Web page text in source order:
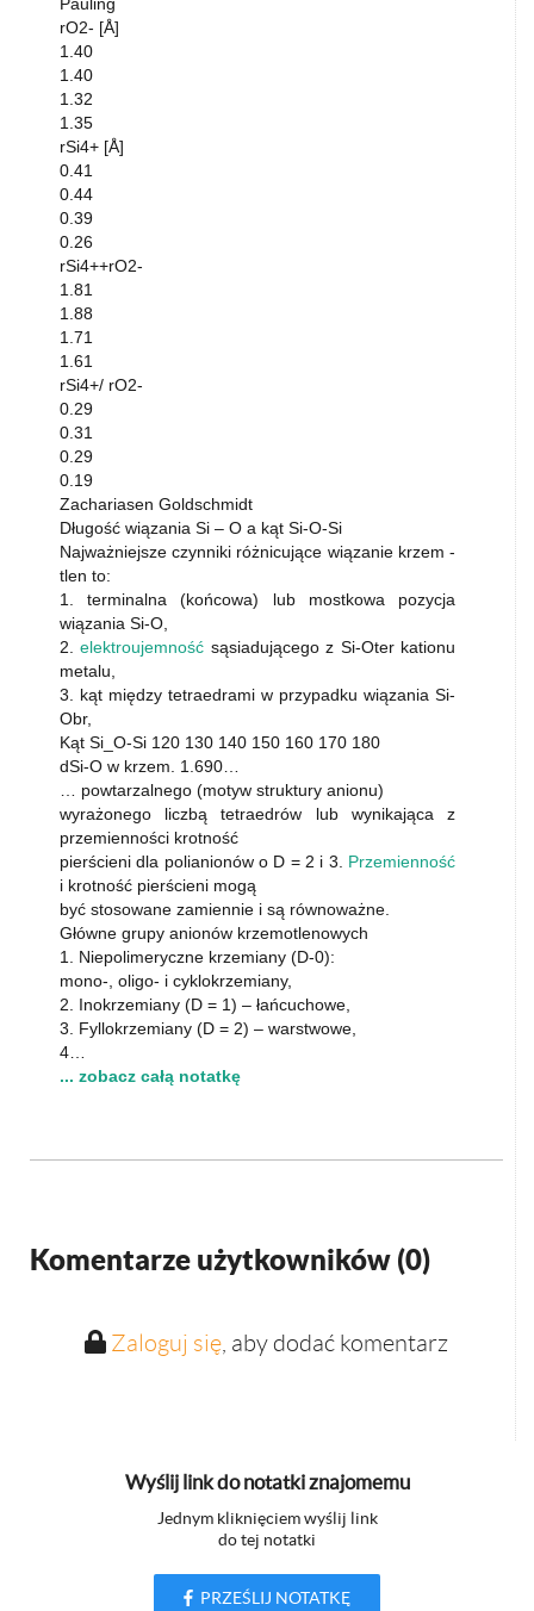
rO2- [Å]
1.40
1.40
1.32
1.35
rSi4+ [Å]
0.41
0.44
0.39
0.26
rSi4++rO2-
1.81
1.88
1.71
1.61
rSi4+/ rO2-
0.29
0.31
0.29
0.19
Zachariasen Goldschmidt
Długość wiązania Si – O a kąt Si-O-Si
Najważniejsze czynniki różnicujące wiązanie krzem -
tlen to:
1. terminalna (końcowa) lub mostkowa pozycja
wiązania Si-O,
2.elektroujemność sąsiadującego z Si-Oter kationu
metalu,
3. kąt między tetraedrami w przypadku wiązania Si-
Obr,
Kąt Si_O-Si 120 130 140 150 160 170 180
dSi-O w krzem. 1.690…
… powtarzalnego (motyw struktury anionu)
wyrażonego liczbą tetraedrów lub wynikająca z
przemienności krotność
pierścieni dla polianionów o D = 2 i 3. Przemienność
i krotność pierścieni mogą
być stosowane zamiennie i są równoważne.
Główne grupy anionów krzemotlenowych
1. Niepolimeryczne krzemiany (D-0):
mono-, oligo- i cyklokrzemiany,
2. Inokrzemiany (D = 1) – łańcuchowe,
3. Fyllokrzemiany (D = 2) – warstwowe,
4…
... zobacz całą notatkę
Komentarze użytkowników (0)
Zaloguj się, aby dodać komentarz
Wyślij link do notatki znajomemu
Jednym kliknięciem wyślij link
do tej notatki
PRZEŚLIJ NOTATKĘ